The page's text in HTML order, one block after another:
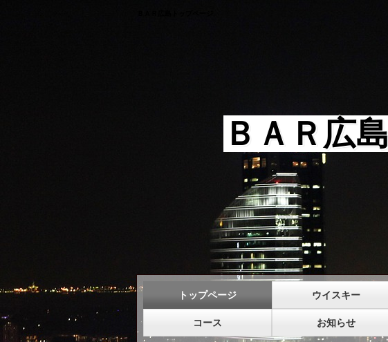
ＢＡＲ広島
トップページ ウイスキー
コース お知らせ